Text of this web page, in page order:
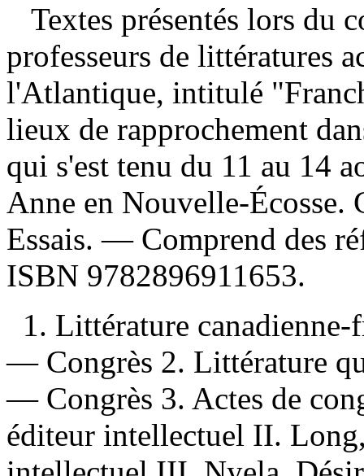
Textes présentés lors du
professeurs de littératures
l'Atlantique, intitulé
lieux de rapprochement
qui s'est tenu du 11 au 14
Anne en Nouvelle-
Essais. — Comprend des
ISBN 9782896911653.
1. Littérature
— Congrès 2. Littérature
— Congrès 3. Actes de
éditeur intellectuel II.